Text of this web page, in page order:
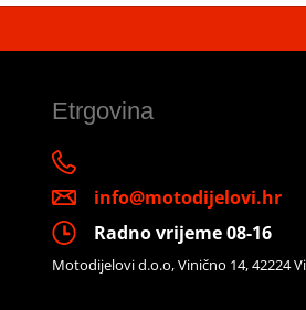
Etrgovina
info@motodijelovi.hr
Radno vrijeme 08-16
Motodijelovi d.o.o, Vinično 14, 42224